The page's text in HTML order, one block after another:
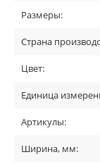
Размеры:
Страна
Цвет:
Единица
Артикулы:
Ширина, мм: